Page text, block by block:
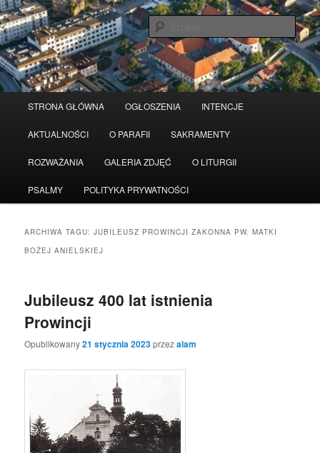
Przeskocz
do
tekstu
Przeskocz
do
widgetów
STRONA GŁÓWNA OGŁOSZENIA INTENCJE
AKTUALNOŚCI O PARAFII SAKRAMENTY
ROZWAŻANIA GALERIA ZDJĘĆ O LITURGII
PSALMY POLITYKA PRYWATNOŚCI
ARCHIWA TAGU:JUBILEUSZ PROWINCJI ZAKONNA PW. MATKI
BOŻEJ ANIELSKIEJ
Jubileusz 400 lat istnienia
Prowincji
Opublikowany21 stycznia 2023przezalam
Serwis wykorzystuje pliki Cookies Czytaj więcej odrzuć